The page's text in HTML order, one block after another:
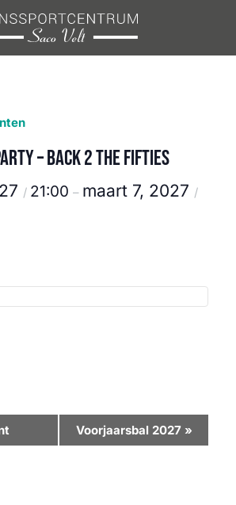
– Back 2 the fifties
/ 21:00 – maart 7, 2027 /
Voorjaarsbal 2027 »